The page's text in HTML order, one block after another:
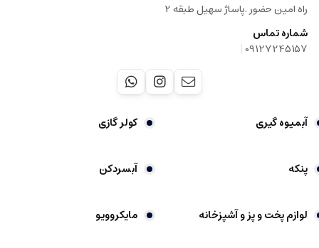
راه امین حضور .پاساژ سهیل طبقه 2
شماره تماس
09127245157
|
آبمیوه گیری کولر گازی
پنکه آبسردکن
لوازم پخت و پز و آشپزخانه مایکروویو